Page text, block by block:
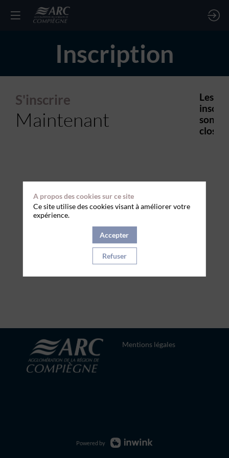
Inscription
S'inscrire
Maintenant
Les
sont
closes.
Mentions légales
Powered by
A propos des cookies sur ce site
Ce site utilise des cookies visant à améliorer votre
expérience.
Accepter
Refuser